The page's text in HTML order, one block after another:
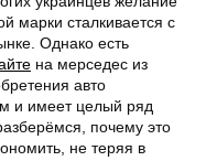
марки сталкивается с
Однако есть
на мерседес из
авто
и имеет целый ряд
почему это
не теряя в